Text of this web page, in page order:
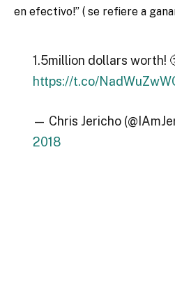
en efectivo!” ( se refiere a
1.5million dollars worth!
https://t.co/
— Chris Jericho
2018